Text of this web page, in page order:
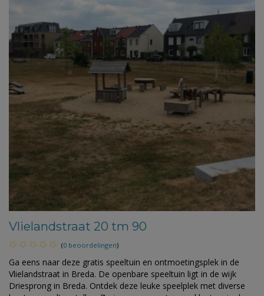
Vlielandstraat 20 tm 90
(0 beoordelingen)
Ga eens naar deze gratis speeltuin en ontmoetingsplek in de
Vlielandstraat in Breda. De openbare speeltuin ligt in de wijk
Driesprong in Breda. Ontdek deze leuke speelplek met diverse